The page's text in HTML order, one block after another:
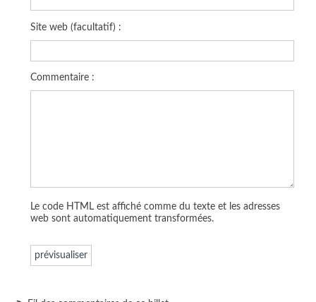
Site web (facultatif) :
Commentaire :
Le code HTML est affiché comme du texte et les adresses
web sont automatiquement transformées.